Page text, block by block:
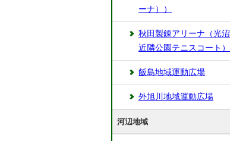
ーナ））
秋田製錬アリーナ（光沼
近隣公園テニスコート）
飯島地域運動広場
外旭川地域運動広場
河辺地域